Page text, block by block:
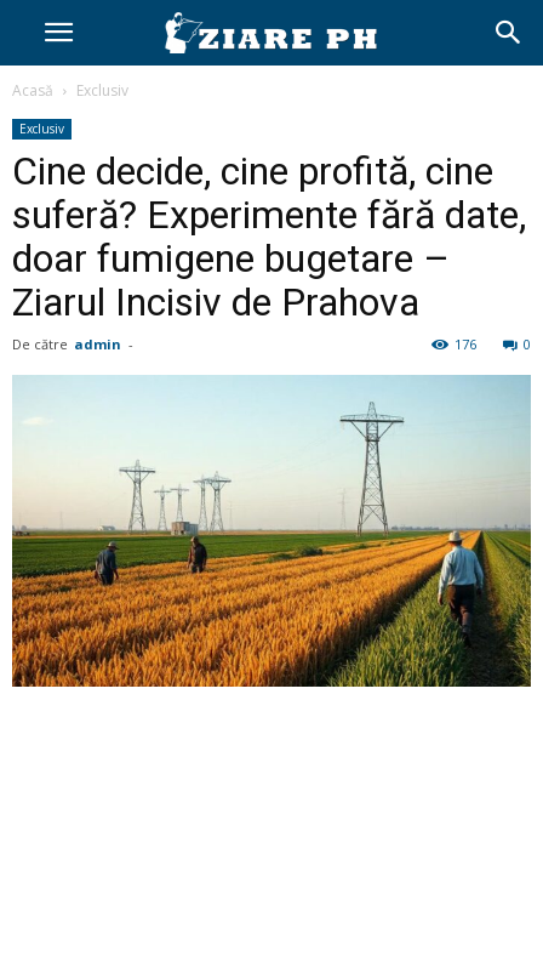
Acasă Exclusiv
Exclusiv
Cine decide, cine profită, cine
suferă? Experimente fără date,
doar fumigene bugetare –
Ziarul Incisiv de Prahova
De către admin - 0
176